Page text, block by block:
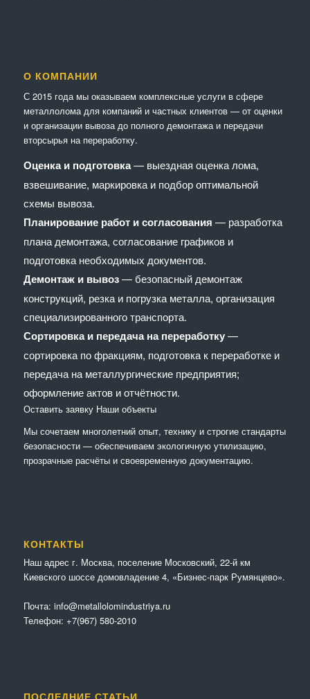
О КОМПАНИИ
С 2015 года мы оказываем комплексные услуги в сфере
металлолома для компаний и частных клиентов — от оценки
и организации вывоза до полного демонтажа и передачи
вторсырья на переработку.
Оценка и подготовка— выездная оценка лома,
взвешивание, маркировка и подбор оптимальной
схемы вывоза.
Планирование работ и согласования — разработка
плана демонтажа, согласование графиков и
подготовка необходимых документов.
Демонтаж и вывоз— безопасный демонтаж
конструкций, резка и погрузка металла, организация
специализированного транспорта.
Сортировка и передача на переработку—
сортировка по фракциям, подготовка к переработке и
передача на металлургические предприятия;
оформление актов и отчётности.
Оставить заявку Наши объекты
Мы сочетaем многолетний опыт, технику и строгие стандарты
безопасности — обеспечиваем экологичную утилизацию,
прозрачные расчёты и своевременную документацию.
КОНТАКТЫ
Наш адрес г. Москва, поселение Московский, 22-й км
Киевского шоссе домовладение 4, «Бизнес-парк Румянцево».
Почта: info@metallolomindustriya.ru
Телефон: +7(967) 580-2010
ПОСЛЕДНИЕ СТАТЬИ